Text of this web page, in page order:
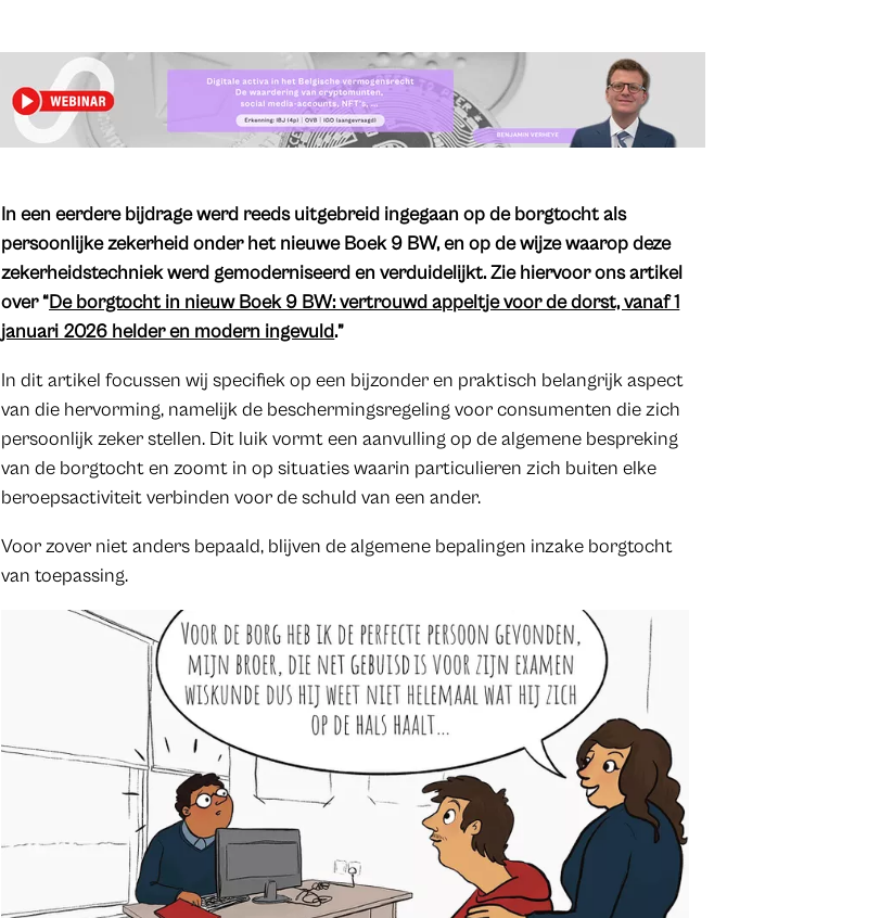
​In een eerdere bijdrage werd reeds uitgebreid ingegaan op de borgtocht als
persoonlijke zekerheid onder het nieuwe Boek 9 BW, en op de wijze waarop deze
zekerheidstechniek werd gemoderniseerd en verduidelijkt. ​Zie hiervoor ons artikel
over “De borgtocht in nieuw Boek 9 BW: vertrouwd appeltje voor de dorst, vanaf 1
januari 2026 helder en modern ingevuld.”
In dit artikel focussen wij specifiek op een bijzonder en praktisch belangrijk aspect
van die hervorming, namelijk de beschermingsregeling voor consumenten die zich
persoonlijk zeker stellen. Dit luik vormt een aanvulling op de algemene bespreking
van de borgtocht en zoomt in op situaties waarin particulieren zich buiten elke
beroepsactiviteit verbinden voor de schuld van een ander.
Voor zover niet anders bepaald, blijven de algemene bepalingen inzake borgtocht
van toepassing.